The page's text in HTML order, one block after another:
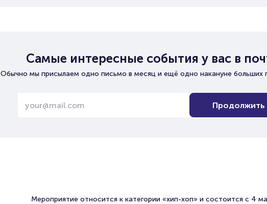
Самые интересные события у вас в
Обычно мы присылаем одно письмо в месяц и ещё одно накануне больших
Продолжить
Мероприятие относится к категории «хип-хоп» и состоится с 4